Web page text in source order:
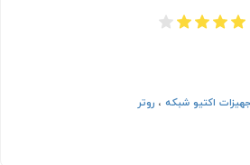
اکتیو شبکه، روتر